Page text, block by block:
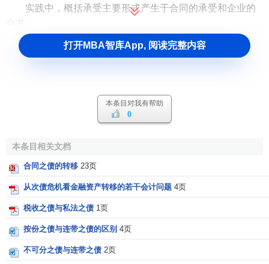
实践中，概括承受主要形式产生于合同的承受和企业的
合并
打开MBA智库App, 阅读完整内容
本条目对我有帮助
0
本条目相关文档
合同之债的转移 23页
从次债危机看金融资产转移的若干会计问题 4页
税收之债与私法之债 1页
按份之债与连带之债的区别 4页
不可分之债与连带之债 2页